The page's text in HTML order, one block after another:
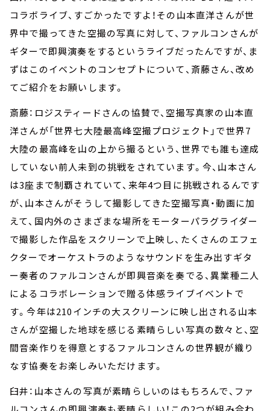
コラボライブ、すごかったですよ！その山本直洋さんが世
界中で撮ってきた空撮の写真に対して、ファルコンさんが
ギターで即興演奏をするというライブだったんですが、ま
ずはこのイベントのコンセプトについて、斎藤さん、改め
てご紹介をお願いします。
斎藤：ロジスティードさんの協賛で、空撮写真家の山本直
洋さんが「世界七大陸最高峰空撮プロジェクト」で世界7
大陸の最高峰を山の上から撮るという、世界でも誰も達成
していない前人未到の挑戦をされています。今、山本さん
は3座まで制覇されていて、来年4つ目に挑戦されるんです
が、山本さんがそうして撮影してきた空撮写真・動画に加
えて、国内外のさまざまな場所をモーターパラグライダー
で撮影した作品をスクリーンで上映し、たくさんのエフェ
クターでオーケストラのようなサウンドを生み出すギタ
ー奏者のファルコンさんが即興音楽を奏でる、異業種二人
によるコラボレーションで贈る体感ライブイベントで
す。今年は210インチの大スクリーンに映し出される山本
さんが空撮した地球を感じる素晴らしい写真の数々と、空
間音楽作りを得意とするファルコンさんの世界観が織り
なす協奏をお楽しみいただけます。
臼井：山本さんの写真が素晴らしいのはもちろんで、ファ